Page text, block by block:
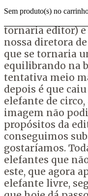
Sem produto(s) no
conosco por
2011 pelo
tornaria editor)
nossa diretora
que se tornaria
equilibrando na
tentativa meio
depois é que
elefante de
imagem não
propósitos da
conseguimos
gostaríamos.
elefantes que
este, que agora
elefante livre,